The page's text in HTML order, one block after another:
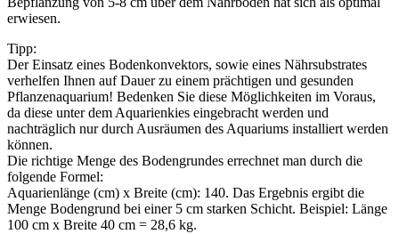
erwiesen.
Tipp:
Der Einsatz eines Bodenkonvektors, sowie eines Nährsubstrates
verhelfen Ihnen auf Dauer zu einem prächtigen und gesunden
Pflanzenaquarium! Bedenken Sie diese Möglichkeiten im Voraus,
da diese unter dem Aquarienkies eingebracht werden und
nachträglich nur durch Ausräumen des Aquariums installiert werden
können.
Die richtige Menge des Bodengrundes errechnet man durch die
folgende Formel:
Aquarienlänge (cm) x Breite (cm): 140. Das Ergebnis ergibt die
Menge Bodengrund bei einer 5 cm starken Schicht. Beispiel: Länge
100 cm x Breite 40 cm = 28,6 kg.